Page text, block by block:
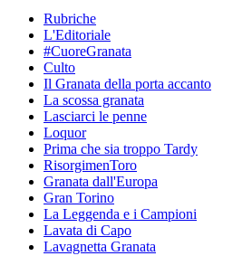
Rubriche
L'Editoriale
#CuoreGranata
Culto
Il Granata della porta accanto
La scossa granata
Lasciarci le penne
Loquor
Prima che sia troppo Tardy
RisorgimenToro
Granata dall'Europa
Gran Torino
La Leggenda e i Campioni
Lavata di Capo
Lavagnetta Granata